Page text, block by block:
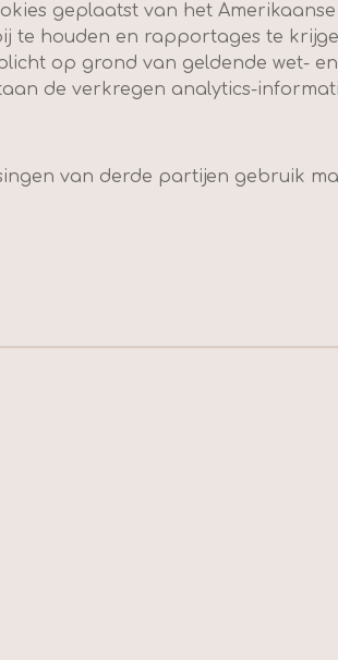
geplaatst van het
te houden en rapportages te
op grond van geldende wet-
de verkregen analytics-
van derde partijen gebruik